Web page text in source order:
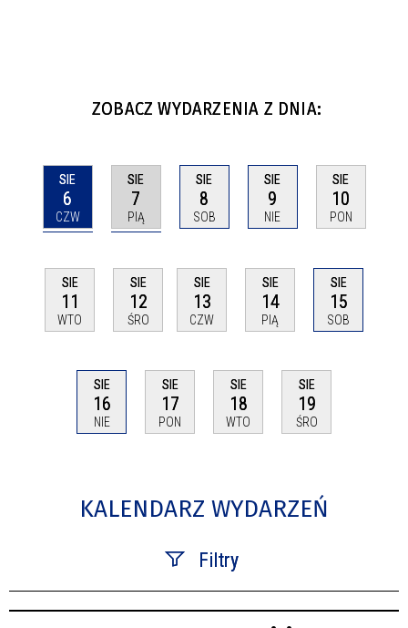
ZOBACZ WYDARZENIA Z DNIA:
SIE
6
CZW
SIE
7
PIĄ
SIE
8
SOB
SIE
9
NIE
SIE
10
PON
SIE
11
WTO
SIE
12
ŚRO
SIE
13
CZW
SIE
14
PIĄ
SIE
15
SOB
SIE
16
NIE
SIE
17
PON
SIE
18
WTO
SIE
19
ŚRO
KALENDARZ WYDARZEŃ
Filtry